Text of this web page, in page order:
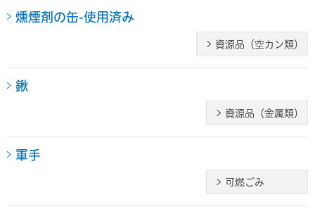
燻煙剤の缶-使用済み
資源品（空カン類）
鍬
資源品（金属類）
軍手
可燃ごみ